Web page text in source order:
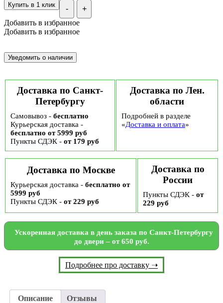
- +
Купить в 1 клик
Добавить в избранное
Добавить в избранное
Доставка по Санкт-
Петербургу
Самовывоз - бесплатно
Курьерская доставка -
бесплатно от 5999 руб
Пункты СДЭК - от 179 руб
Доставка по Лен.
области
Подробней в разделе
«Доставка и оплата»
Доставка по Москве
Курьерская доставка - бесплатно от
5999 руб
Пункты СДЭК - от 229 руб
Доставка по
России
Пункты СДЭК - от
229 руб
Ускоренная доставка в день заказа по Санкт-Петербургу
до двери – от 650 руб.
Подробнее про доставку ➝
Описание Отзывы